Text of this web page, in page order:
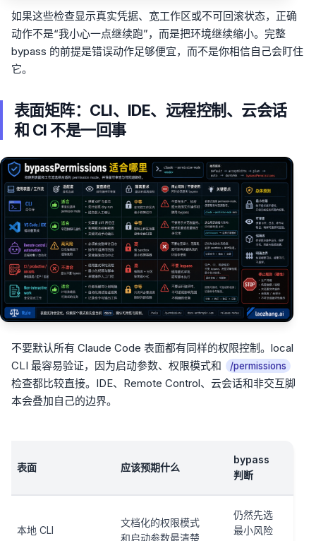
如果这些检查显示真实凭据、宽工作区或不可回滚状态，正确
动作不是“我小心一点继续跑”，而是把环境继续缩小。完整
bypass 的前提是错误动作足够便宜，而不是你相信自己会盯住
它。
表面矩阵：CLI、IDE、远程控制、云会话
和 CI 不是一回事
不要默认所有 Claude Code 表面都有同样的权限控制。local
CLI 最容易验证，因为启动参数、权限模式和
/permissions
检查都比较直接。IDE、Remote Control、云会话和非交互脚
本会叠加自己的边界。
表面 应该预期什么
bypass
判断
本地 CLI
文档化的权限模式
和启动参数最清楚
仍然先选
最小风险